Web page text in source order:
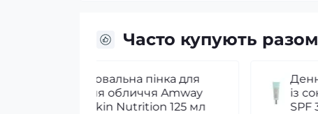
Часто купують разом
Денний лосьйон для обличчя
із сонцезахисним фільтром
SPF 30 Amway Artistry Skin